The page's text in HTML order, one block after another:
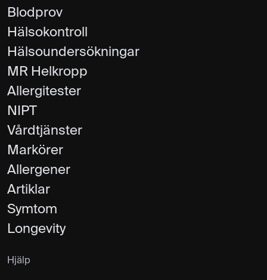
Blodprov
Hälsokontroll
Hälsoundersökningar
MR Helkropp
Allergitester
NIPT
Vårdtjänster
Markörer
Allergener
Artiklar
Symtom
Longevity
Hjälp